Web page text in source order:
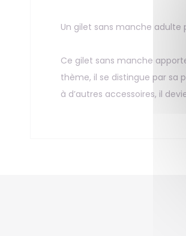
Un gilet sans manche adulte
Ce gilet sans manche
thème, il se distingue par sa
à d’autres accessoires, il